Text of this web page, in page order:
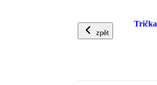
zpět
Trička